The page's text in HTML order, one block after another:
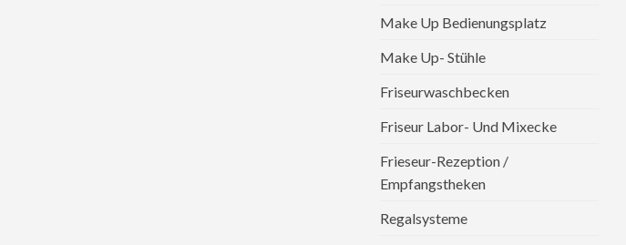
Make Up Bedienungsplatz
Make Up- Stühle
Friseurwaschbecken
Friseur Labor- Und Mixecke
Frieseur-Rezeption /
Empfangstheken
Regalsysteme